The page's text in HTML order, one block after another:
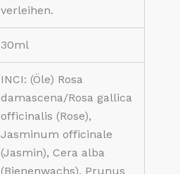
verleihen.
30ml
INCI: (Öle) Rosa
damascena/Rosa gallica
officinalis (Rose),
Jasminum officinale
(Jasmin), Cera alba
(Bienenwachs), Prunus